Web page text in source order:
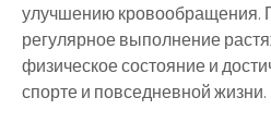
улучшению кровообращения.
регулярное выполнение
физическое состояние и
спорте и повседневной жизни.